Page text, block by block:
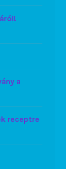
a
receptre